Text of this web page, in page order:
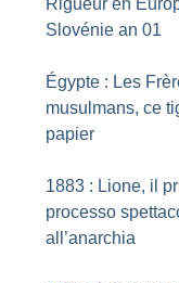
Rigueur en
Slovénie an 01
Égypte : Les
musulmans, ce
papier
1883 : Lione, il
processo
all’anarchia